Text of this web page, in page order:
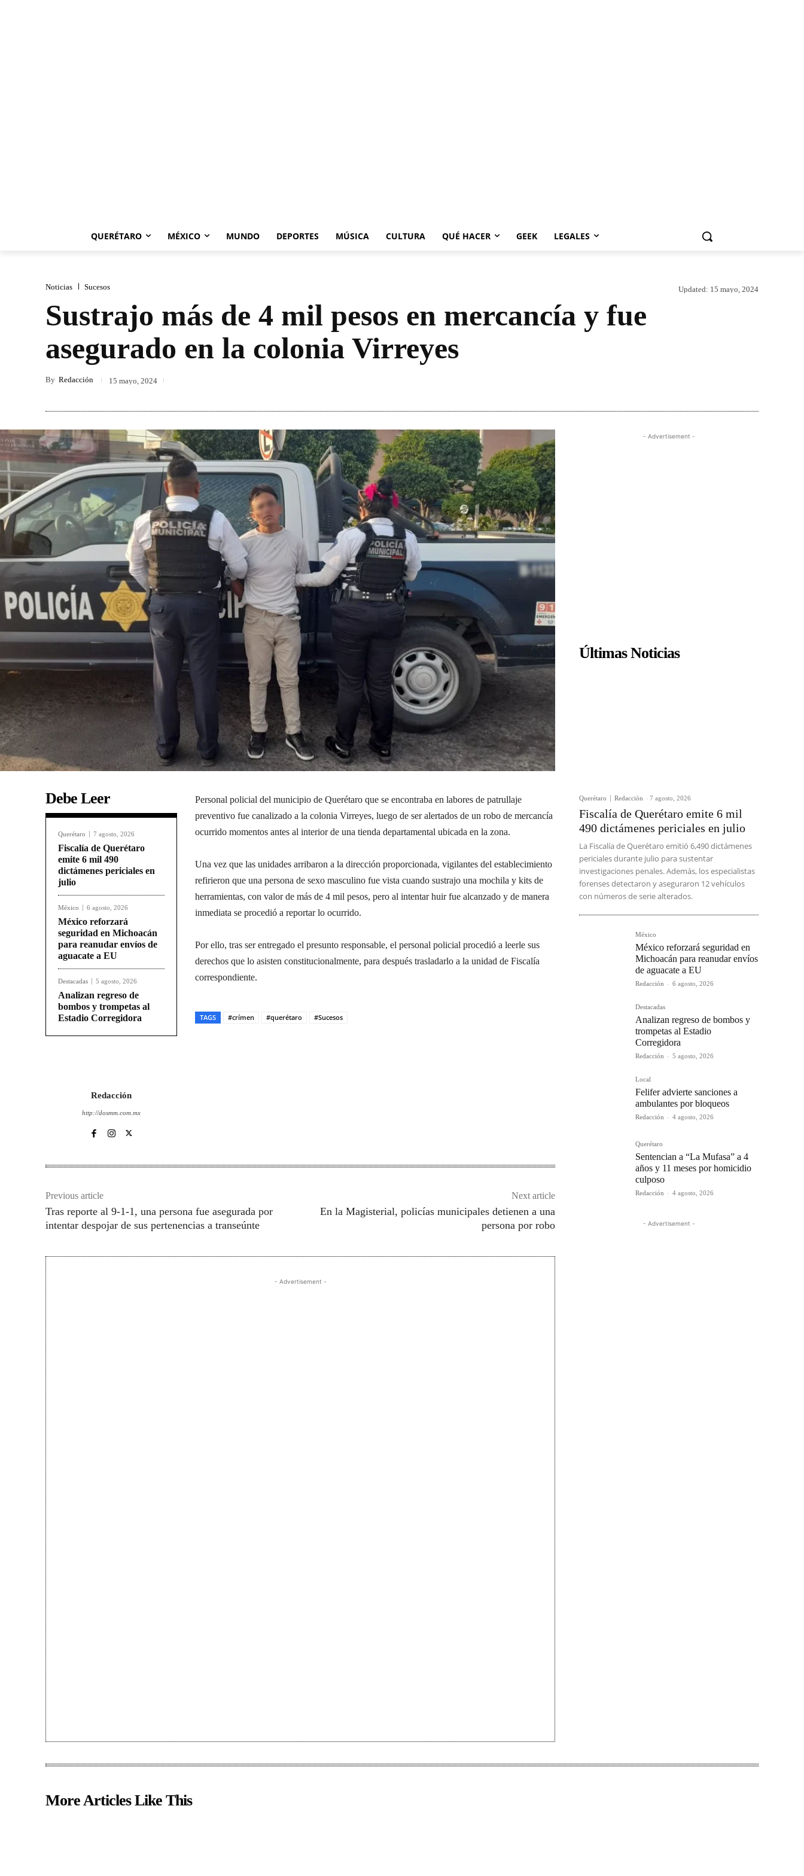
QUERÉTARO MÉXICO MUNDO DEPORTES MÚSICA CULTURA QUÉ HACER GEEK LEGALES
Noticias Sucesos Updated: 15 mayo, 2024
Sustrajo más de 4 mil pesos en mercancía y fue
asegurado en la colonia Virreyes
By Redacción 15 mayo, 2024
Debe Leer
Querétaro 7 agosto, 2026
Fiscalía de Querétaro
emite 6 mil 490
dictámenes periciales en
julio
México 6 agosto, 2026
México reforzará
seguridad en Michoacán
para reanudar envíos de
aguacate a EU
Destacadas 5 agosto, 2026
Analizan regreso de
bombos y trompetas al
Estadio Corregidora
Redacción
http://dosmm.com.mx
Personal policial del municipio de Querétaro que se encontraba en labores de patrullaje
preventivo fue canalizado a la colonia Virreyes, luego de ser alertados de un robo de mercancía
ocurrido momentos antes al interior de una tienda departamental ubicada en la zona.
Una vez que las unidades arribaron a la dirección proporcionada, vigilantes del establecimiento
refirieron que una persona de sexo masculino fue vista cuando sustrajo una mochila y kits de
herramientas, con valor de más de 4 mil pesos, pero al intentar huir fue alcanzado y de manera
inmediata se procedió a reportar lo ocurrido.
Por ello, tras ser entregado el presunto responsable, el personal policial procedió a leerle sus
derechos que lo asisten constitucionalmente, para después trasladarlo a la unidad de Fiscalía
correspondiente.
TAGS #crímen #querétaro #Sucesos
Previous article
Tras reporte al 9-1-1, una persona fue asegurada por
intentar despojar de sus pertenencias a transeúnte
Next article
En la Magisterial, policías municipales detienen a una
persona por robo
- Advertisement -
- Advertisement -
Últimas Noticias
Querétaro Redacción - 7 agosto, 2026
Fiscalía de Querétaro emite 6 mil
490 dictámenes periciales en julio
La Fiscalía de Querétaro emitió 6,490 dictámenes
periciales durante julio para sustentar
investigaciones penales. Además, los especialistas
forenses detectaron y aseguraron 12 vehículos
con números de serie alterados.
México
México reforzará seguridad en
Michoacán para reanudar envíos
de aguacate a EU
Redacción - 6 agosto, 2026
Destacadas
Analizan regreso de bombos y
trompetas al Estadio
Corregidora
Redacción - 5 agosto, 2026
Local
Felifer advierte sanciones a
ambulantes por bloqueos
Redacción - 4 agosto, 2026
Querétaro
Sentencian a “La Mufasa” a 4
años y 11 meses por homicidio
culposo
Redacción - 4 agosto, 2026
- Advertisement -
More Articles Like This